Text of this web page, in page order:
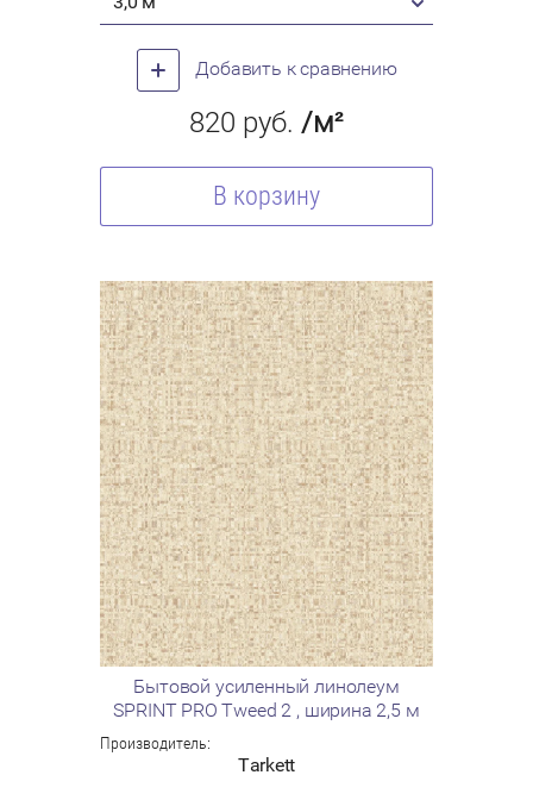
Добавить к сравнению
820 руб. /м²
В корзину
Бытовой усиленный линолеум
SPRINT PRO Tweed 2 , ширина 2,5 м
Производитель:
Tarkett